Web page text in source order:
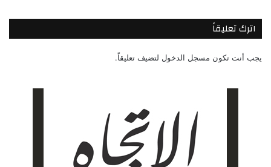
اترك تعليقاً
يجب أنت تكون مسجل الدخول لتضيف تعليقاً.